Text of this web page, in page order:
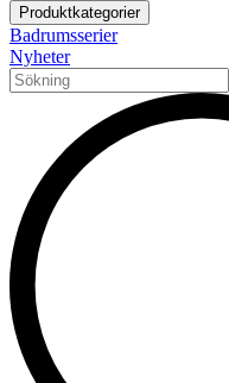
Produktkategorier
Badrumsserier
Nyheter